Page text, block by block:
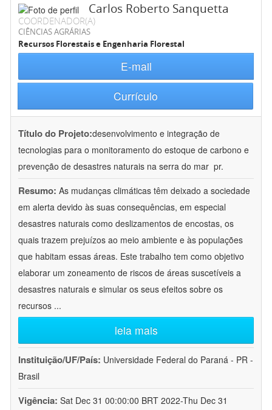
Carlos Roberto Sanquetta
COORDENADOR(A)
CIÊNCIAS AGRÁRIAS
Recursos Florestais e Engenharia Florestal
E-mail
Currículo
Título do Projeto:desenvolvimento e integração de
tecnologias para o monitoramento do estoque de carbono e
prevenção de desastres naturais na serra do mar  pr.
Resumo: As mudanças climáticas têm deixado a sociedade
em alerta devido às suas consequências, em especial
desastres naturais como deslizamentos de encostas, os
quais trazem prejuízos ao meio ambiente e às populações
que habitam essas áreas. Este trabalho tem como objetivo
elaborar um zoneamento de riscos de áreas suscetíveis a
desastres naturais e simular os seus efeitos sobre os
recursos ...
leia mais
Instituição/UF/País: Universidade Federal do Paraná - PR -
Brasil
Vigência: Sat Dec 31 00:00:00 BRT 2022-Thu Dec 31